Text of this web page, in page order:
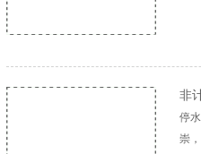
非
停
崇